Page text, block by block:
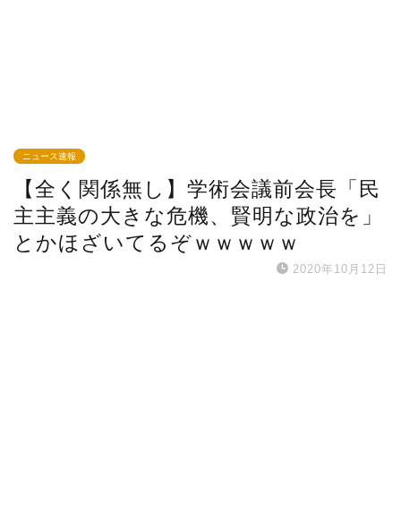
ニュース速報
【全く関係無し】学術会議前会長「民
主主義の大きな危機、賢明な政治を」
とかほざいてるぞｗｗｗｗｗ
2020年10月12日